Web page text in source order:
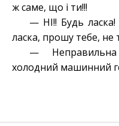
ж саме, що і ти!!!
— НІ!! Будь
ласка, прошу тебе, не
—
холодний машинний